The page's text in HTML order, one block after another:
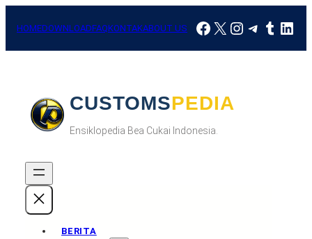
HOMEDOWNLOADFAQKONTAKABOUT US Facebook
X Instagram
CUSTOMSPEDIA
Ensiklopedia Bea Cukai Indonesia.
BERITA